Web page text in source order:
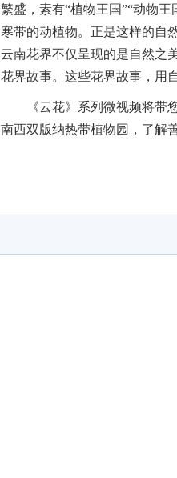
繁盛，素有“植物王国”“动物
寒带的动植物。正是这样的自
云南花界不仅呈现的是自然之
花界故事。这些花界故事，用
《云花》系列微视频将带您
南西双版纳热带植物园，了